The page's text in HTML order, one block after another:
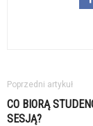
Poprzedni artykuł
CO BIORĄ
SESJĄ?